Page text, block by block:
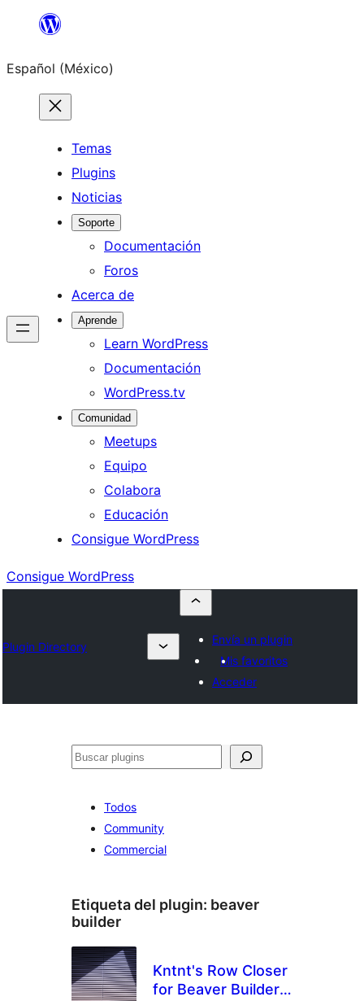
Saltar
contenido
Español (México)
Temas
Plugins
Noticias
Soporte
Documentación
Foros
Acerca de
Aprende
Learn WordPress
Documentación
WordPress.tv
Comunidad
Meetups
Equipo
Colabora
Educación
Consigue WordPress
Consigue WordPress
Plugin Directory
Envía un plugin
Mis favoritos
Acceder
Buscar
Todos
Community
Commercial
Etiqueta del plugin: beaver
builder
Kntnt's Row Closer
for Beaver Builder